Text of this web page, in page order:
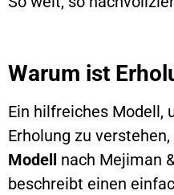
Warum ist
Ein hilfreiches Modell,
Erholung zu
Modell nach Mejiman
beschreibt einen